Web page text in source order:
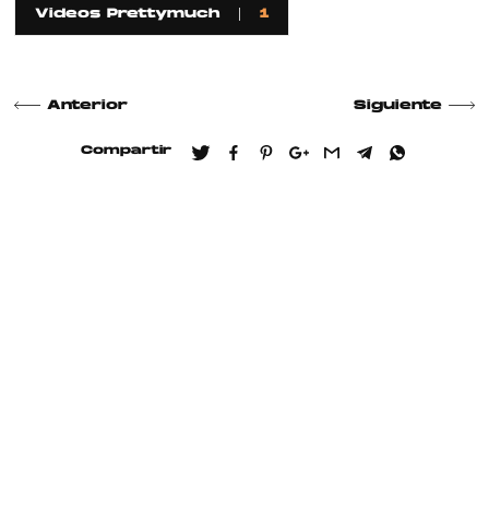
Videos Prettymuch 1
Anterior Siguiente
Compartir